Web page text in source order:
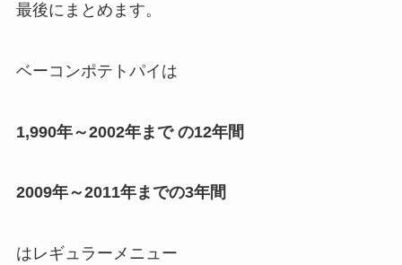
最後にまとめます。
ベーコンポテトパイは
1,990年～2002年まで の12年間
2009年～2011年までの3年間
はレギュラーメニュー